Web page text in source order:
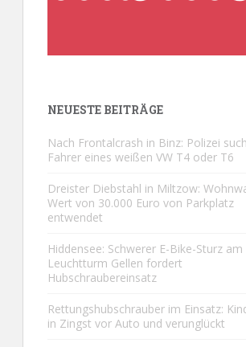
NEUESTE BEITRÄGE
Nach Frontalcrash in Binz: Polizei
Fahrer eines weißen VW T4 oder T6
Dreister Diebstahl in Miltzow:
Wert von 30.000 Euro von Parkplatz
entwendet
Hiddensee: Schwerer E-Bike-Sturz am
Leuchtturm Gellen fordert
Hubschraubereinsatz
Rettungshubschrauber im Einsatz:
in Zingst vor Auto und verunglückt